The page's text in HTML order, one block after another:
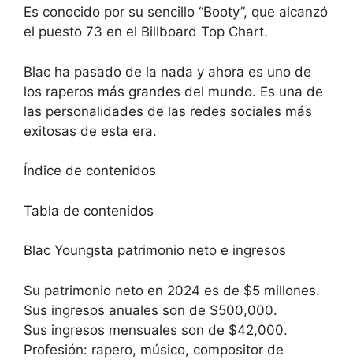
Es conocido por su sencillo “Booty”, que alcanzó
el puesto 73 en el Billboard Top Chart.
Blac ha pasado de la nada y ahora es uno de
los raperos más grandes del mundo. Es una de
las personalidades de las redes sociales más
exitosas de esta era.
Índice de contenidos
Tabla de contenidos
Blac Youngsta patrimonio neto e ingresos
Su patrimonio neto en 2024 es de $5 millones.
Sus ingresos anuales son de $500,000.
Sus ingresos mensuales son de $42,000.
Profesión: rapero, músico, compositor de